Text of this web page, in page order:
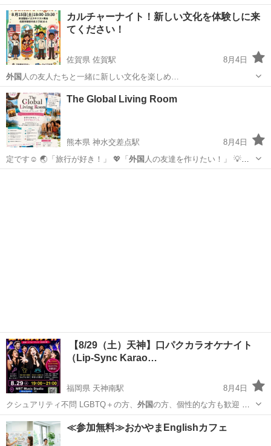
カルチャーナイト！新しい文化を体験しに来
てください！
佐賀県 佐賀駅
8月4日
外国 人の友人たちと一緒に新しい文化を楽しめ…
佐賀 佐賀市
The Global Living Room
熊本県 神水交差点駅
8月4日
定です☺️ 🌏「旅行が好き！」 💖「外国 人の友達を作りたい！」 💡
「おすすめの…
【8/29（土）天神】口パクカラオケナイト
（Lip-Sync Karao…
福岡県 天神南駅
8月4日
クシュアリティ不問 LGBTQ＋の方、 外国の方、個性的な方も歓迎 誰
でも安心して…
福岡 福岡市 天神南駅 パーティー
≪参加無料≫おかやまEnglishカフェ